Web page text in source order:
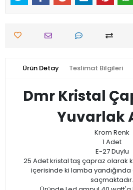
Ürün Detay Teslimat Bilgileri
Dmr Kristal
Yuvarlak
Krom Renk
1 Adet
E-27 Duylu
25 Adet kristal taş çapraz olarak
içerisinde ki lamba yandığında
saçmaktadır.